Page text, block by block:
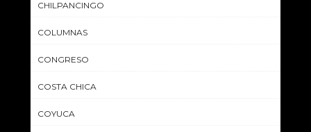
CHILPANCINGO
COLUMNAS
CONGRESO
COSTA CHICA
COYUCA